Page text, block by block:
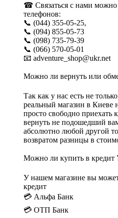
☎ Связаться с нами
телефонов:
📞 (044) 355-05-25,
📞 (094) 855-05-73
📞 (098)
📞 (066) 570-05-01
📧 adventure_shop@ukr.net
Можно ли вернуть или
Так как у нас есть не
реальный магазин в
просто свободно приехать
вернуть не подошедший
абсолютно любой другой
возвратом разницы в
Можно ли купить в кредит
У нашем магазине вы
кредит
💳 Альфа Банк
💳 ОТП